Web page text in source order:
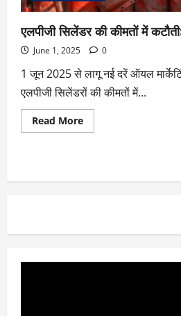
एलपीजी सिलेंडर की कीमतों में
June 1, 2025 0
1 जून 2025 से लागू नई दरें ऑयल
एलपीजी सिलेंडरों की कीमतों में...
Read More